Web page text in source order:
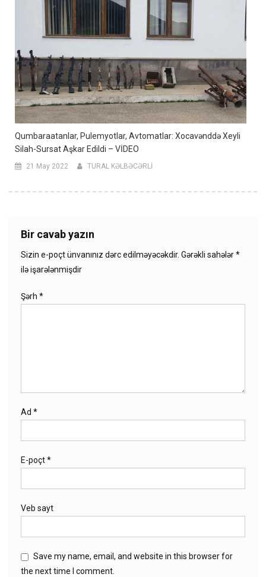
Qumbaraatanlar, Pulemyotlar, Avtomatlar: Xocavənddə Xeyli
Silah-Sursat Aşkar Edildi – VİDEO
21 May 2022 TURAL KƏLBƏCƏRLİ
Bir cavab yazın
Sizin e-poçt ünvanınız dərc edilməyəcəkdir. Gərəkli sahələr*
ilə işarələnmişdir
Şərh *
Ad *
E-poçt*
Veb sayt
Save my name, email, and website in this browser for
the next time I comment.